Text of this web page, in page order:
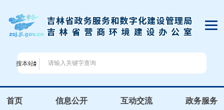
搜本站
首页 信息公开 互动交流 政务服务